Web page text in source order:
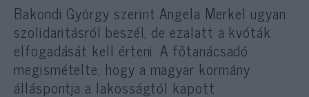
Bakondi György szerint Angela Merkel ugyan
szolidaritásról beszél, de ezalatt a kvóták
elfogadását kell érteni. A főtanácsadó
megismételte, hogy a magyar kormány
álláspontja a lakosságtól kapott